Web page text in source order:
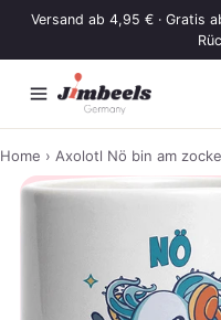
Zum Inhalt springen
Versand ab 4,95 € · Gratis
Home › Axolotl Nö bin am